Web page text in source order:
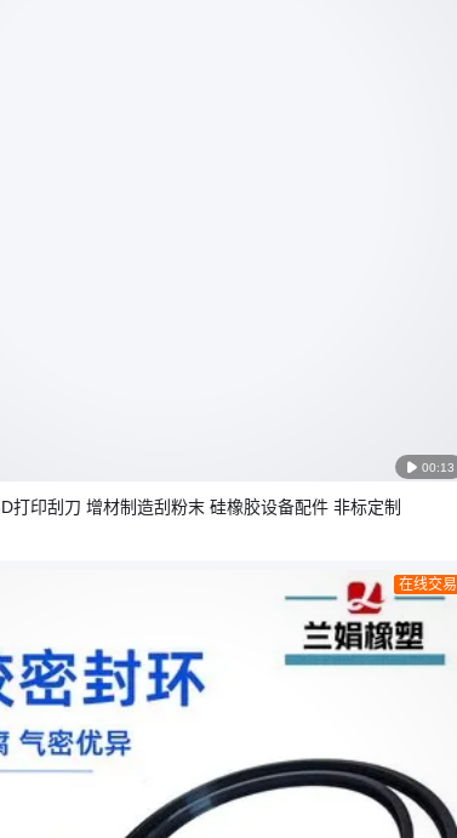
 00:13
打印刮刀 增材制造刮粉末 硅橡胶设备配件 非标定制
在线交易